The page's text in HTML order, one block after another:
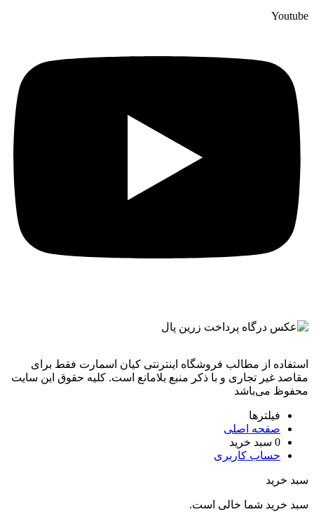
Youtube
استفاده از مطالب فروشگاه اینترنتی کیان اسمارت فقط برای
مقاصد غیر تجاری و با ذکر منبع بلامانع است. کليه حقوق اين سايت
محفوظ می‌باشد
فیلترها
صفحه اصلی
0 سبد خرید
حساب کاربری
سبد خرید
سبد خرید شما خالی است.